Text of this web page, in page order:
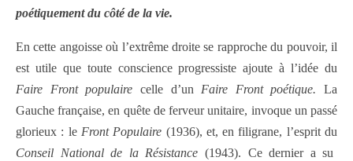
poétiquement du côté de la vie.
En cette angoisse où l’extrême droite se rapproche du pouvoir, il
est utile que toute conscience progressiste ajoute à l’idée du
Faire Front populaire celle d’un Faire Front poétique. La
Gauche française, en quête de ferveur unitaire, invoque un passé
glorieux : le Front Populaire (1936), et, en filigrane, l’esprit du
Conseil National de la Résistance (1943). Ce dernier a su